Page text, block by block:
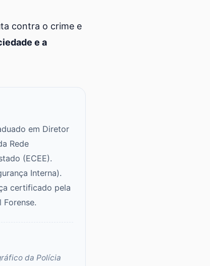
contra o crime e
e a
em Diretor
Rede
(ECEE).
Interna).
certificado pela
da Polícia